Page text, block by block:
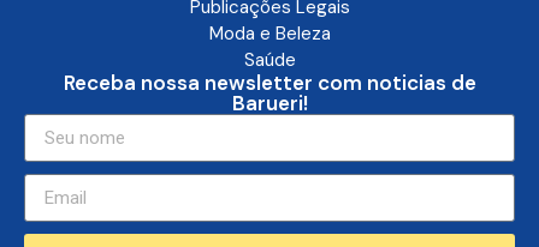
Publicações Legais
Moda e Beleza
Saúde
Receba nossa newsletter com noticias de
Barueri!